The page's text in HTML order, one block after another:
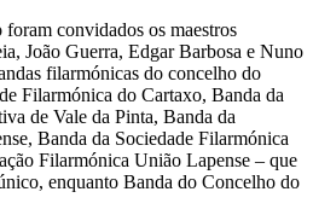
foram convidados os maestros
João Guerra, Edgar Barbosa e Nuno
filarmónicas do concelho do
Filarmónica do Cartaxo, Banda da
de Vale da Pinta, Banda da
Banda da Sociedade Filarmónica
Filarmónica União Lapense – que
enquanto Banda do Concelho do